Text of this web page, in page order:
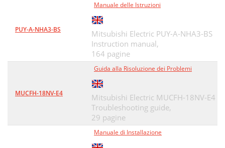
PUY-A-NHA3-BS
Manuale delle Istruzioni
Mitsubishi Electric PUY-A-NHA3-BS
Instruction manual,
164 pagine
MUCFH-18NV-E4
Guida alla Risoluzione dei Problemi
Mitsubishi Electric MUCFH-18NV-E4
Troubleshooting guide,
29 pagine
Manuale di Installazione